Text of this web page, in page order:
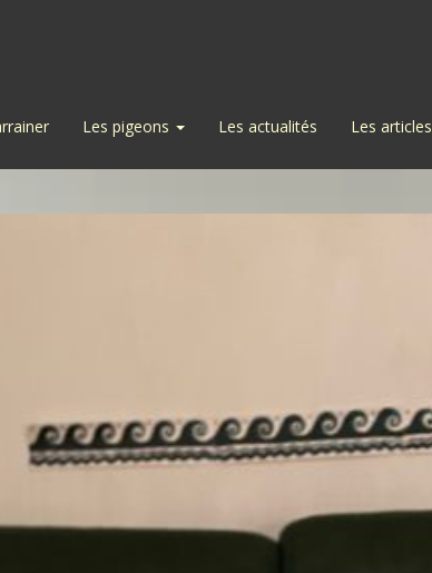
Les pigeons Les actualités Les articles